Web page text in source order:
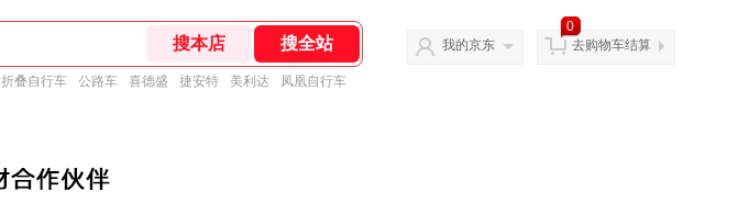
折叠自行车 公路车 喜德盛 捷安特 美利达 凤凰自行车
我的京东
0
去购物车结算